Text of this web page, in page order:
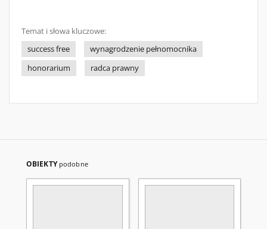
Temat i słowa kluczowe:
success free
wynagrodzenie pełnomocnika
honorarium
radca prawny
OBIEKTY podobne